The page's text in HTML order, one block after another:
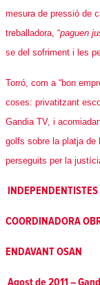
mesura de pressió de
treballadora, “paguen
se del sofriment i les
Torró, com a “bon
coses: privatitzant
Gandia TV, i
golfs sobre la platja de
perseguits per la
COORDINADORA
ENDAVANT OSAN
Agost de 2011 –